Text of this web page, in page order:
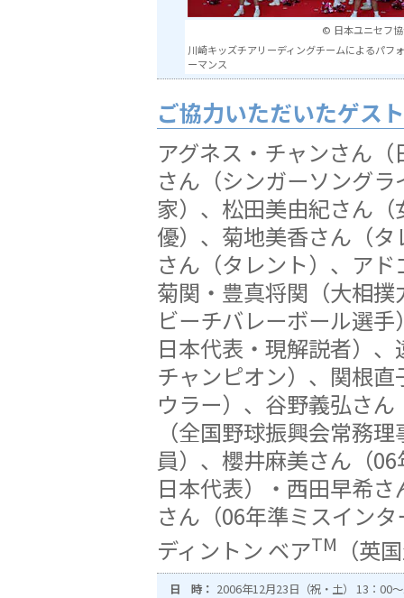
© 日本ユニセフ
川崎キッズチアリーディングチームによるパフォ
ーマンス
ご協力いただいたゲス
アグネス・チャンさん
さん（シンガーソング
家）、松田美由紀さん
優）、菊地美香さん（
さん（タレント）、ア
菊関・豊真将関（大相
ビーチバレーボール選
日本代表・現解説者）
チャンピオン）、関根
ウラー）、谷野義弘さ
（全国野球振興会常務
員）、櫻井麻美さん（
日本代表）・西田早希
さん（06年準ミスイン
ディントン ベアTM （英
日 時： 2006年12月23日（祝・土） 13：00